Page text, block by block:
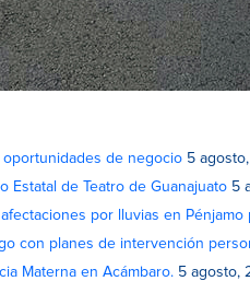
oportunidades de negocio 5
Estatal de Teatro de Guanajuato 5
por lluvias en
con planes de intervención
Materna en Acámbaro. 5 agosto,